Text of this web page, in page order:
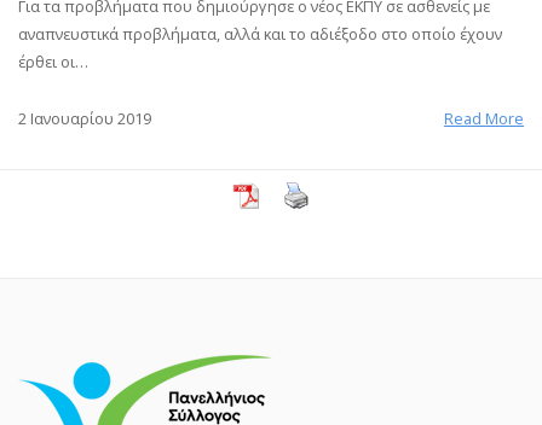
Για τα προβλήματα που δημιούργησε ο νέος ΕΚΠΥ σε ασθενείς με
αναπνευστικά προβλήματα, αλλά και το αδιέξοδο στο οποίο έχουν
έρθει οι…
2 Ιανουαρίου 2019 Read More